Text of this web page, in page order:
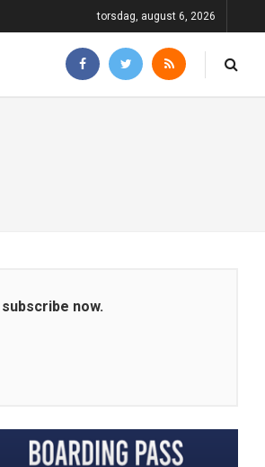
torsdag, august 6, 2026
now.